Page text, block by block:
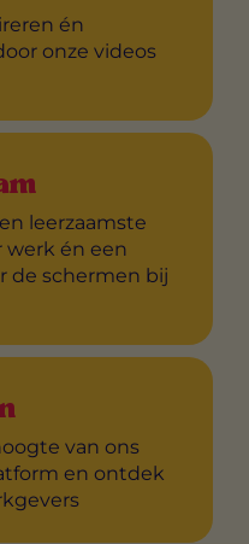
én
onze videos
leerzaamste
werk én een
de schermen bij
van ons
en ontdek